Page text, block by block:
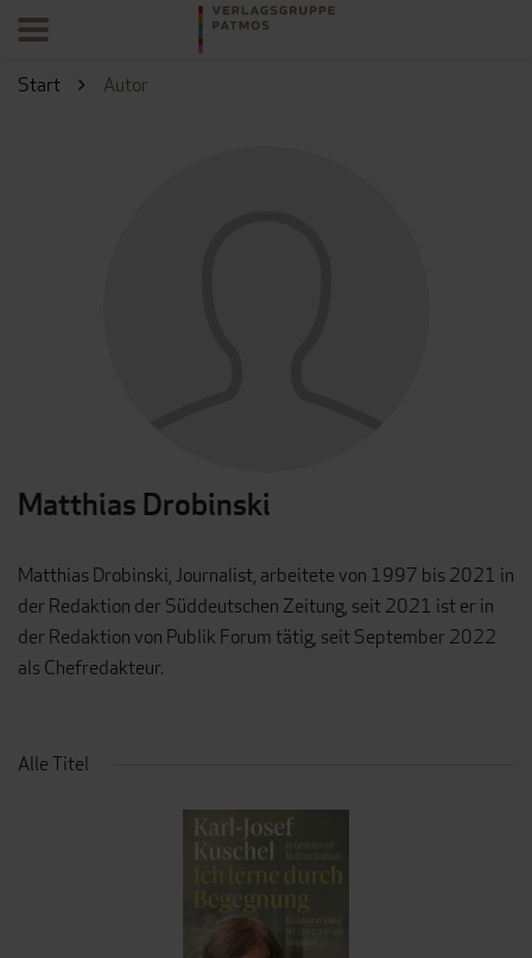
Start Autor
Matthias Drobinski
Matthias Drobinski, Journalist, arbeitete von 1997 bis 2021 in
der Redaktion der Süddeutschen Zeitung, seit 2021 ist er in
der Redaktion von Publik Forum tätig, seit September 2022
als Chefredakteur.
Alle Titel